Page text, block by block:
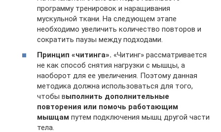
программу тренировок и наращивания
мускульной ткани. На следующем этапе
необходимо увеличить количество повторов и
сократить паузы между подходами.
Принцип «читинга». «Читинг» рассматривается
не как способ снятия нагрузки с мышцы, а
наоборот для ее увеличения. Поэтому данная
методика должна использоваться для того,
чтобы выполнить дополнительные
повторения или помочь работающим
мышцам путем подключения мышц другой части
тела.